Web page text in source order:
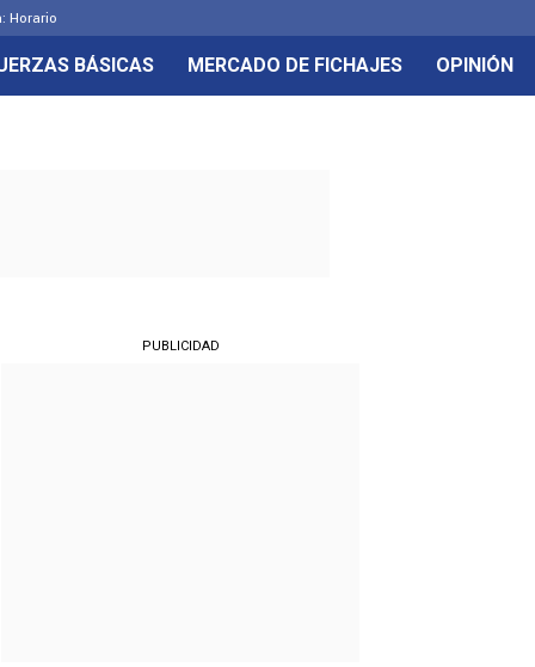
Horario
BÁSICAS MERCADO DE FICHAJES OPINIÓN
PUBLICIDAD